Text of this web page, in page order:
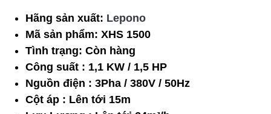
Hãng sản xuất: Lepono
Mã sản phẩm: XHS 1500
Tình trạng: Còn hàng
Công suất : 1,1 KW / 1,5 HP
Nguồn điện : 3Pha / 380V / 50Hz
Cột áp : Lên tới 15m